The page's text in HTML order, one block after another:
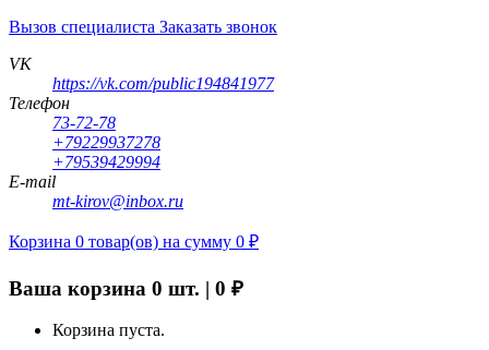
Вызов специалиста Заказать звонок
VK
https://vk.com/public194841977
Телефон
73-72-78
+79229937278
+79539429994
E-mail
mt-kirov@inbox.ru
Корзина 0 товар(ов) на сумму 0 ₽
Ваша корзина 0 шт. | 0 ₽
Корзина пуста.